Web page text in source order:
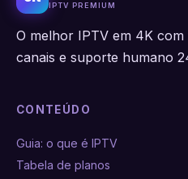
IPTV PREMIUM
O melhor IPTV em 4K
canais e suporte humano
CONTEÚDO
Guia: o que é IPTV
Tabela de planos